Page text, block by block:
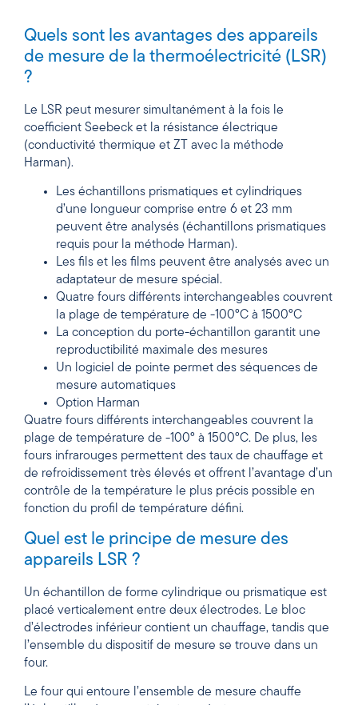
Quels sont les avantages des appareils
de mesure de la thermoélectricité (LSR)
?
Le LSR peut mesurer simultanément à la fois le
coefficient Seebeck et la résistance électrique
(conductivité thermique et ZT avec la méthode
Harman).
Les échantillons prismatiques et cylindriques
d’une longueur comprise entre 6 et 23 mm
peuvent être analysés (échantillons prismatiques
requis pour la méthode Harman).
Les fils et les films peuvent être analysés avec un
adaptateur de mesure spécial.
Quatre fours différents interchangeables couvrent
la plage de température de -100°C à 1500°C
La conception du porte-échantillon garantit une
reproductibilité maximale des mesures
Un logiciel de pointe permet des séquences de
mesure automatiques
Option Harman
Quatre fours différents interchangeables couvrent la
plage de température de -100° à 1500°C. De plus, les
fours infrarouges permettent des taux de chauffage et
de refroidissement très élevés et offrent l’avantage d’un
contrôle de la température le plus précis possible en
fonction du profil de température défini.
Quel est le principe de mesure des
appareils LSR ?
Un échantillon de forme cylindrique ou prismatique est
placé verticalement entre deux électrodes. Le bloc
d’électrodes inférieur contient un chauffage, tandis que
l’ensemble du dispositif de mesure se trouve dans un
four.
Le four qui entoure l’ensemble de mesure chauffe